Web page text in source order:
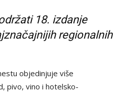
18. izdanje
regionalnih
objedinjuje više
pivo, vino i hotelsko-